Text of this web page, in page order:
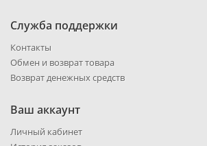
Служба поддержки
Контакты
Обмен и возврат товара
Возврат денежных средств
Ваш аккаунт
Личный кабинет